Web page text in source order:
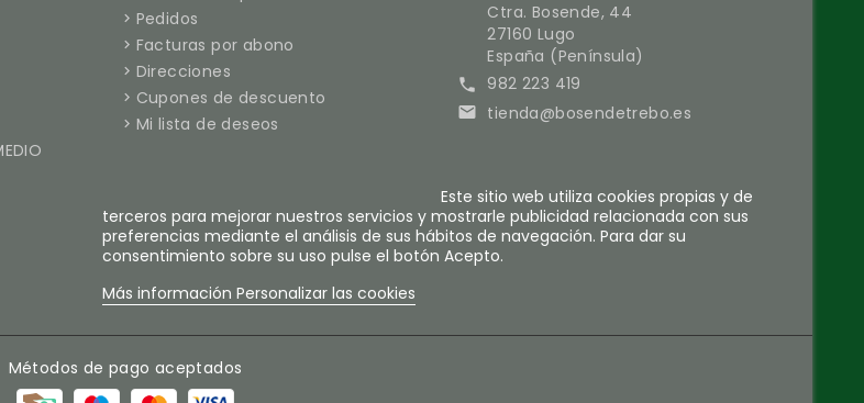
Pedidos
Facturas por abono
Direcciones
Cupones de descuento
Mi lista de deseos
Ctra. Bosende, 44
27160 Lugo
España (Península)
 982 223 419
 tienda@bosendetrebo.es
Métodos de pago aceptados
Este sitio web utiliza cookies propias y de
terceros para mejorar nuestros servicios y mostrarle publicidad relacionada con sus
preferencias mediante el análisis de sus hábitos de navegación. Para dar su
consentimiento sobre su uso pulse el botón Acepto.
Más informaciónPersonalizar las cookies